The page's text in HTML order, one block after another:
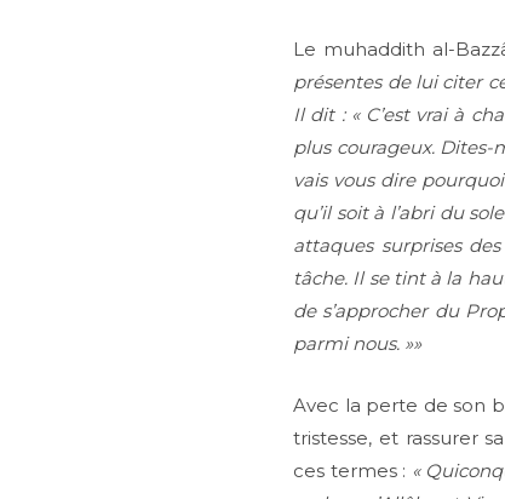
Le muhaddith al-
présentes de lui citer
Il dit : « C’est vrai à
plus courageux. Dites-
vais vous dire
qu’il soit à l’abri du
attaques surprises
tâche. Il se tint à la
de s’approcher du
parmi nous. »»
Avec la perte de son
tristesse, et rassurer
ces termes : «